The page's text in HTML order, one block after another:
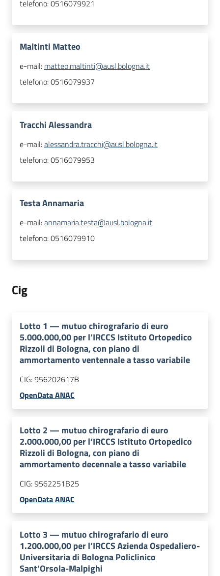
telefono:0516079921
Maltinti Matteo
e-mail: matteo.maltinti@ausl.bologna.it
telefono:0516079937
Tracchi Alessandra
e-mail:alessandra.tracchi@ausl.bologna.it
telefono:0516079953
Testa Annamaria
e-mail:annamaria.testa@ausl.bologna.it
telefono:0516079910
Cig
Lotto 1 — mutuo chirografario di euro
5.000.000,00 per l’IRCCS Istituto Ortopedico
Rizzoli di Bologna, con piano di
ammortamento ventennale a tasso variabile
CIG:956202617B
OpenData ANAC
Lotto 2 — mutuo chirografario di euro
2.000.000,00 per l’IRCCS Istituto Ortopedico
Rizzoli di Bologna, con piano di
ammortamento decennale a tasso variabile
CIG:9562251B25
OpenData ANAC
Lotto 3 — mutuo chirografario di euro
1.200.000,00 per l’IRCCS Azienda Ospedaliero-
Universitaria di Bologna Policlinico
Sant’Orsola-Malpighi